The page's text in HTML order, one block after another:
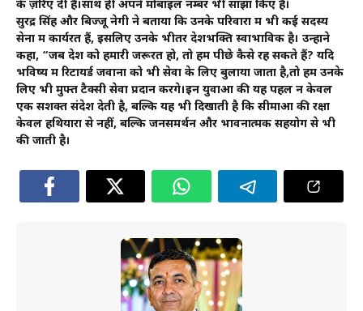
के ज़रिए दी हैं।साथ ही अपने मोबाइल नम्बर भी साझा किए हैं।
सुरेंद्र सिंह और बिज्जू नेगी ने बताया कि उनके परिवारों में भी कई सदस्य
सेना में कार्यरत हैं, इसलिए उनके भीतर देशभक्ति स्वाभाविक है। उन्होंने
कहा, “जब देश को हमारी जरूरत हो, तो हम पीछे कैसे रह सकते हैं? यदि
भविष्य में रिटायर्ड जवानों को भी सेवा के लिए बुलाया जाता है,तो हम उनके
लिए भी मुफ्त टैक्सी सेवा प्रदान करेंगे।इन युवाओं की यह पहल न केवल
एक सशक्त संदेश देती है, बल्कि यह भी दिखाती है कि सीमाओं की रक्षा
केवल हथियारों से नहीं, बल्कि जनसमर्थन और भावनात्मक सहयोग से भी
की जाती है।